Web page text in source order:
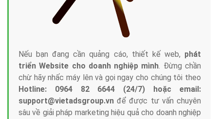
Nếu bạn đang cần quảng cáo, thiết kế web, phát
triển Website cho doanh nghiệp mình. Đừng chần
chừ hãy nhấc máy lên và gọi ngay cho chúng tôi theo
Hotline: 0964 82 6644 (24/7) hoặc email:
support@vietadsgroup.vn để được tư vấn chuyên
sâu về giải pháp marketing hiệu quả cho doanh nghiệp